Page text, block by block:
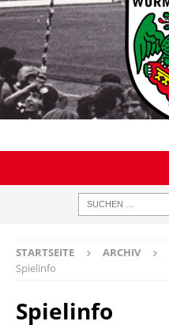
STARTSEITE ARCHIV
Spielinfo
Spielinfo